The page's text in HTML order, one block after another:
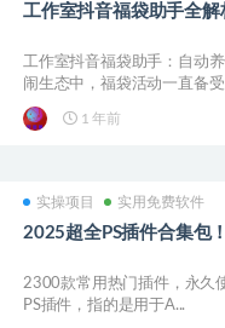
工作室抖音福袋助手全
工作室抖音福袋助手：自动
闹生态中，福袋活动一直备受
1 年前
实操项目 实用免费软件
2025超全PS插件合集包
2300款常用热门插件，永久
PS插件，指的是用于A...